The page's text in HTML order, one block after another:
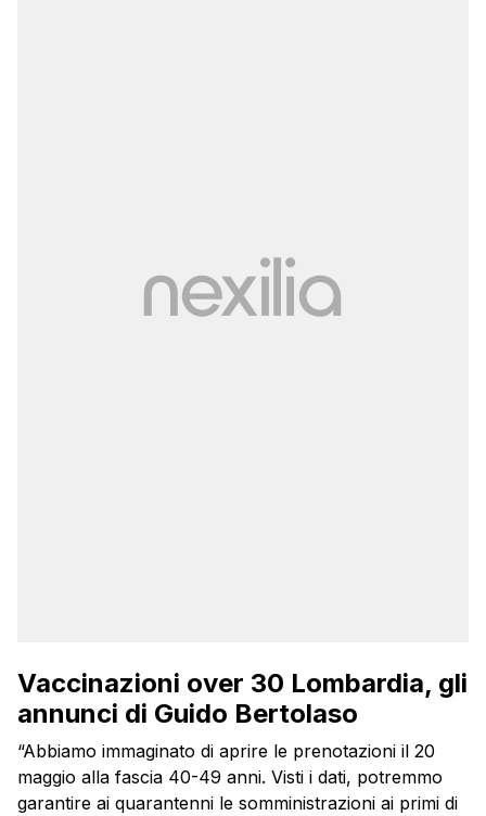
Vaccinazioni over 30 Lombardia, gli
annunci di Guido Bertolaso
“Abbiamo immaginato di aprire le prenotazioni il 20
maggio alla fascia 40-49 anni. Visti i dati, potremmo
garantire ai quarantenni le somministrazioni ai primi di